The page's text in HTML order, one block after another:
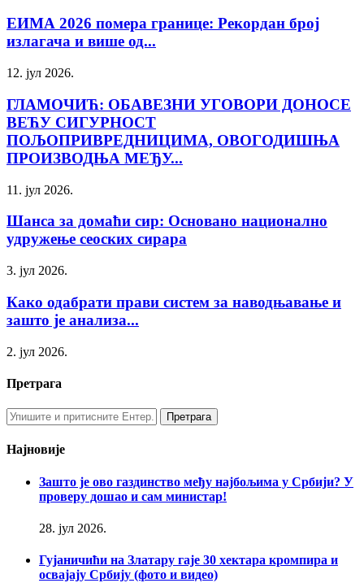
ЕИМА 2026 помера границе: Рекордан број
излагача и више од...
12. јул 2026.
ГЛАМОЧИЋ: ОБАВЕЗНИ УГОВОРИ ДОНОСЕ
ВЕЋУ СИГУРНОСТ
ПОЉОПРИВРЕДНИЦИМА, ОВОГОДИШЊА
ПРОИЗВОДЊА МЕЂУ...
11. јул 2026.
Шанса за домаћи сир: Основано национално
удружење сеоских сирара
3. јул 2026.
Како одабрати прави систем за наводњавање и
зашто је анализа...
2. јул 2026.
Претрага
Најновије
Зашто је ово газдинство међу најбољима у Србији? У
проверу дошао и сам министар!
28. јул 2026.
Гујаничићи на Златару гаје 30 хектара кромпира и
освајају Србију (фото и видео)